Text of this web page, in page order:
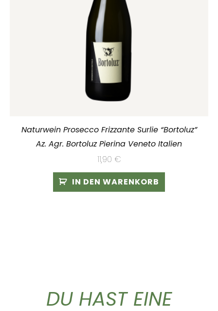
Naturwein Prosecco Frizzante Surlie “Bortoluz”
Az. Agr. Bortoluz Pierina Veneto Italien
11,90 €
IN DEN WARENKORB
DU HAST EINE